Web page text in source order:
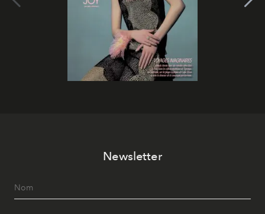
Newsletter